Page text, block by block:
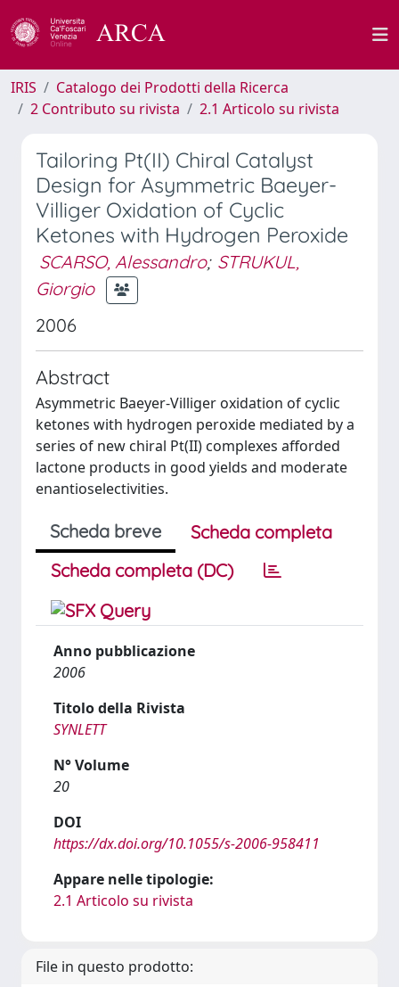
IRIS
Catalogo dei Prodotti della Ricerca
2 Contributo su rivista
2.1 Articolo su rivista
Tailoring Pt(II) Chiral Catalyst
Design for Asymmetric Baeyer-
Villiger ­Oxidation of Cyclic
Ketones with Hydrogen Peroxide
SCARSO, Alessandro; STRUKUL,
Giorgio
2006
Abstract
Asymmetric Baeyer-Villiger oxidation of cyclic
ketones with hydrogen peroxide mediated by a
series of new chiral Pt(II) complexes afforded
lactone products in good yields and moderate
enantioselectivities.
Scheda breve
Scheda completa
Scheda completa (DC)
Anno pubblicazione
2006
Titolo della Rivista
SYNLETT
N° Volume
20
DOI
https://dx.doi.org/10.1055/s-2006-958411
Appare nelle tipologie:
2.1 Articolo su rivista
File in questo prodotto: